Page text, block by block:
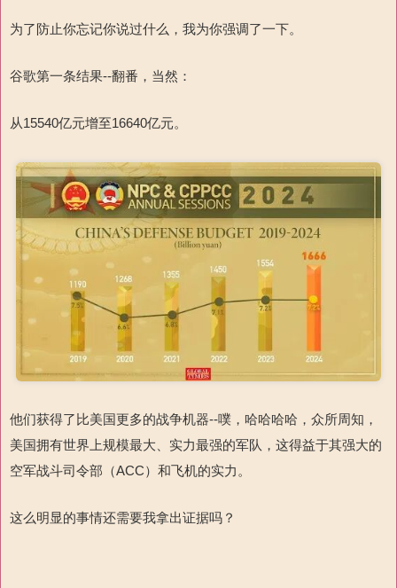
为了防止你忘记你说过什么，我为你强调了一下。
谷歌第一条结果--翻番，当然：
从15540亿元增至16640亿元。
他们获得了比美国更多的战争机器--噗 ，哈哈哈哈，众所周知，
美国拥有世界上规模最大、实力最强的军队，这得益于其强大的
空军战斗司令部（ACC）和飞机的实力。
这么明显的事情还需要我拿出证据吗？